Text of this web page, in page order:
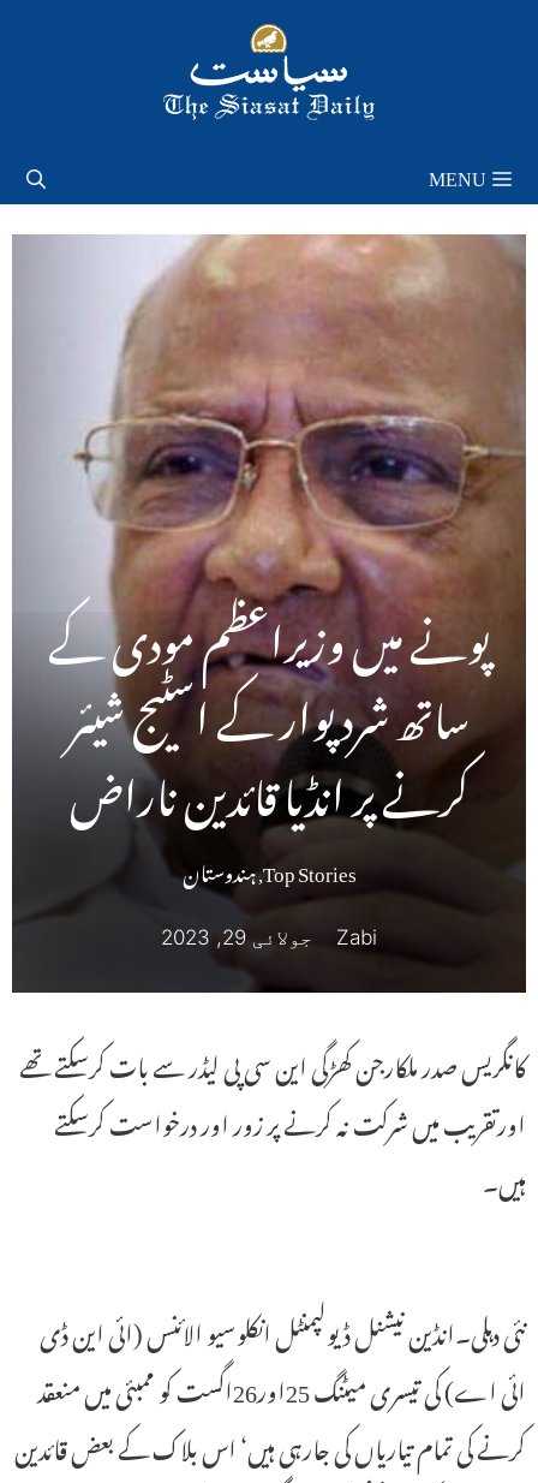
MENU
پونے میں وزیراعظم مودی کے
ساتھ شرد پوار کے اسٹیج شیئر
کرنے پر انڈیا قائدین ناراض
Top Stories
,ہندوستان
Zabi جولائی 29, 2023
کانگریس صدر ملکارجن کھڑگی این سی پی لیڈر سے بات کرسکتے تھے
اورتقریب میں شرکت نہ کرنے پر زور اور درخواست کرسکتے
ہیں۔
نئی دہلی۔انڈین نیشنل ڈیولپمنٹل انکلوسیو الائنس (ائی این ڈی
ائی اے) کی تیسری میٹنگ 25اور26اگست کو ممبئی میں منعقد
کرنے کی تمام تیاریاں کی جارہی ہیں‘ اس بلاک کے بعض قائدین